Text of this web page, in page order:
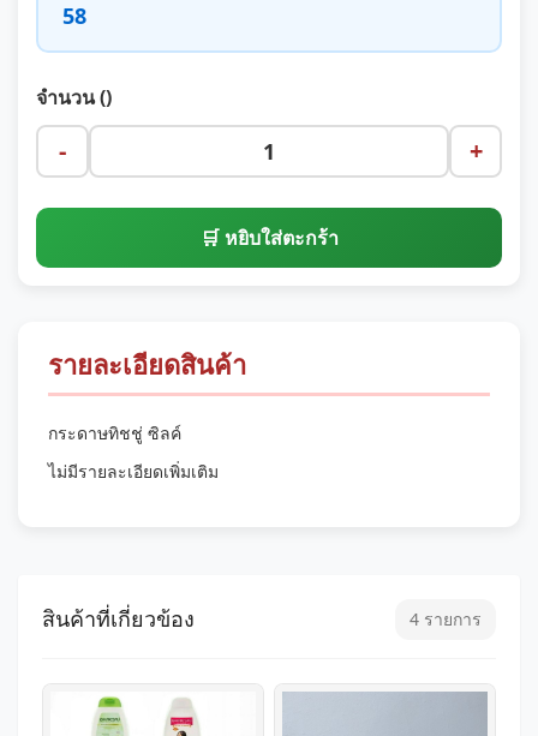
58
จำนวน ()
- +
🛒 หยิบใส่ตะกร้า
รายละเอียดสินค้า
กระดาษทิชชู่ ซิลค์
ไม่มีรายละเอียดเพิ่มเติม
สินค้าที่เกี่ยวข้อง 4 รายการ